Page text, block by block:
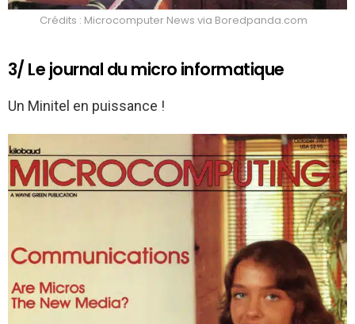
Crédits : Microcomputer News via Boredpanda.com
3/ Le journal du micro informatique
Un Minitel en puissance !